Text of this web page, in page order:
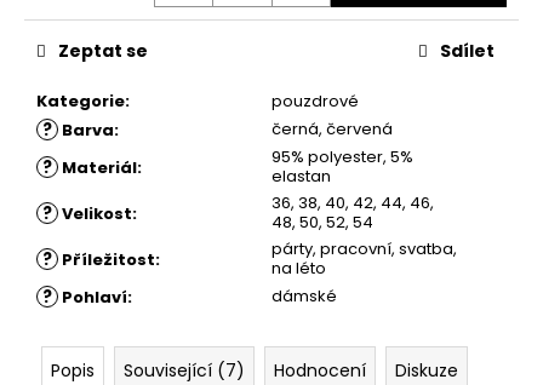
Kategorie: pouzdrové
? Barva: černá, červená
? Materiál:
95% polyester, 5%
elastan
? Velikost:
36, 38, 40, 42, 44, 46,
48, 50, 52, 54
? Příležitost:
párty, pracovní, svatba,
na léto
? Pohlaví: dámské
Zeptat se Sdílet
Popis Související (7) Hodnocení Diskuze
ŠATY
Kč